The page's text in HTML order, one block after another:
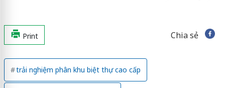
Print Chia sẻ
trải nghiệm phân khu biệt thự cao cấp